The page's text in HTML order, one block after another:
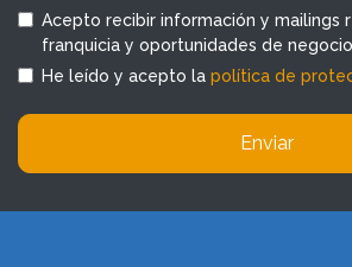
Acepto recibir información y mailings
franquicia y oportunidades de negocio
He leído y acepto la política de
Enviar